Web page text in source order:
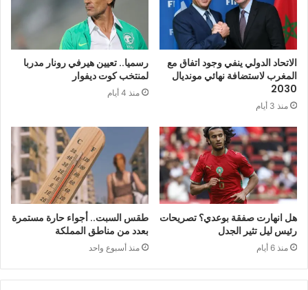
الاتحاد الدولي ينفي وجود اتفاق مع
المغرب لاستضافة نهائي مونديال
2030
منذ 3 أيام
رسميا.. تعيين هيرفي رونار مدربا
لمنتخب كوت ديفوار
منذ 4 أيام
هل انهارت صفقة بوعدي؟ تصريحات
رئيس ليل تثير الجدل
منذ 6 أيام
طقس السبت.. أجواء حارة مستمرة
بعدد من مناطق المملكة
منذ أسبوع واحد